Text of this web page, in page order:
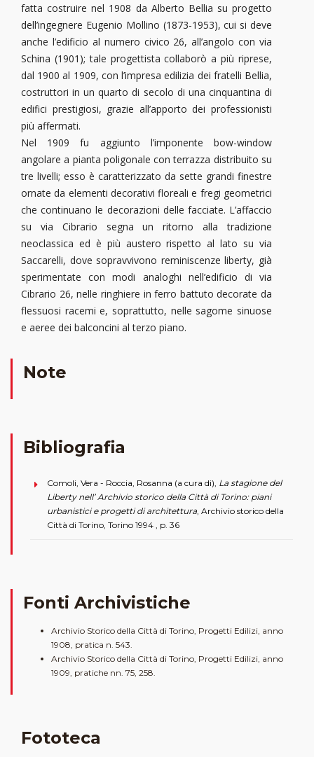
fatta costruire nel 1908 da Alberto Bellia su progetto
dell’ingegnere Eugenio Mollino (1873-1953), cui si deve
anche l’edificio al numero civico 26, all’angolo con via
Schina (1901); tale progettista collaborò a più riprese,
dal 1900 al 1909, con l’impresa edilizia dei fratelli Bellia,
costruttori in un quarto di secolo di una cinquantina di
edifici prestigiosi, grazie all’apporto dei professionisti
più affermati.
Nel 1909 fu aggiunto l’imponente bow-window
angolare a pianta poligonale con terrazza distribuito su
tre livelli; esso è caratterizzato da sette grandi finestre
ornate da elementi decorativi floreali e fregi geometrici
che continuano le decorazioni delle facciate. L’affaccio
su via Cibrario segna un ritorno alla tradizione
neoclassica ed è più austero rispetto al lato su via
Saccarelli, dove sopravvivono reminiscenze liberty, già
sperimentate con modi analoghi nell’edificio di via
Cibrario 26, nelle ringhiere in ferro battuto decorate da
flessuosi racemi e, soprattutto, nelle sagome sinuose
e aeree dei balconcini al terzo piano.
Note
Bibliografia
Comoli, Vera - Roccia, Rosanna (a cura di), La stagione del
Liberty nell’ Archivio storico della Città di Torino: piani
urbanistici e progetti di architettura , Archivio storico della
Città di Torino, Torino 1994 , p. 36
Fonti Archivistiche
Archivio Storico della Città di Torino, Progetti Edilizi, anno
1908, pratica n. 543.
Archivio Storico della Città di Torino, Progetti Edilizi, anno
1909, pratiche nn. 75, 258.
Fototeca